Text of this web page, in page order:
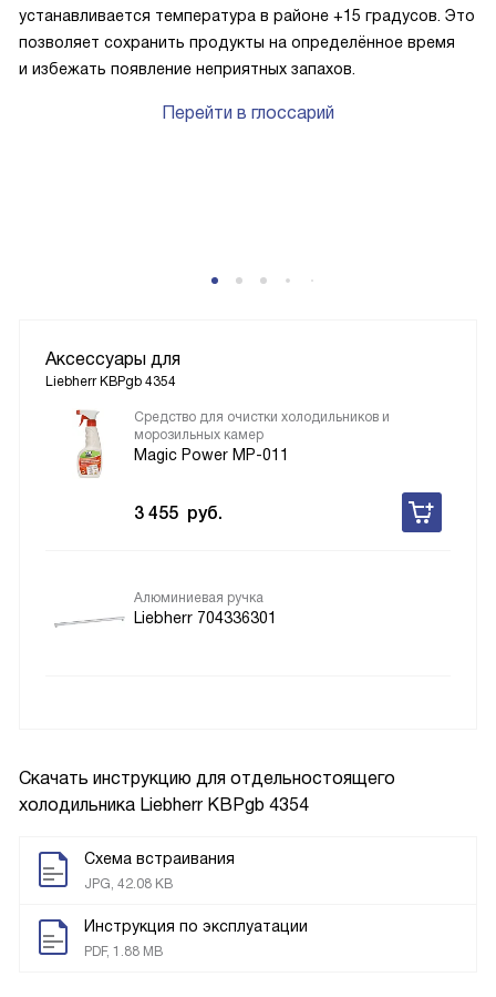
Скачать инструкцию для отдельностоящего
холодильника Liebherr KBPgb 4354
Схема встраивания
JPG, 42.08 KB
Инструкция по эксплуатации
PDF, 1.88 MB
устанавливается температура в районе +15 градусов. Это
позволяет сохранить продукты на определённое время
и избежать появление неприятных запахов.
Перейти в глоссарий
Аксессуары для
Liebherr KBPgb 4354
Средство для очистки холодильников и
морозильных камер
Magic Power MP-011
3 455 руб.
Алюминиевая ручка
Liebherr 704336301